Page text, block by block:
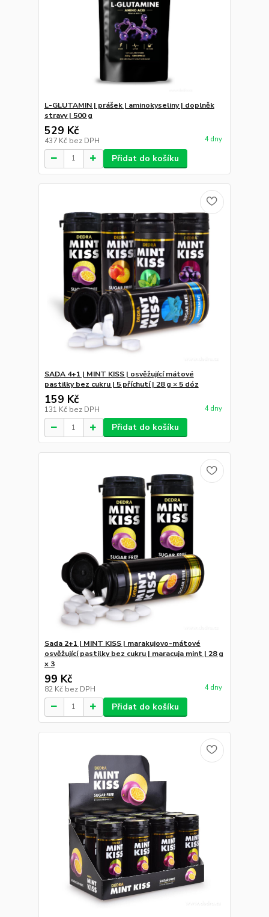
L-GLUTAMIN | prášek | aminokyseliny | doplněk
stravy | 500 g
529 Kč
437 Kč bez DPH 4 dny
Přidat do košíku
SADA 4+1 | MINT KISS | osvěžující mátové
pastilky bez cukru | 5 příchutí | 28 g × 5 dóz
159 Kč
131 Kč bez DPH 4 dny
Přidat do košíku
Sada 2+1 | MINT KISS | marakujovo-mátové
osvěžující pastilky bez cukru | maracuja mint | 28 g
x 3
99 Kč
82 Kč bez DPH 4 dny
Přidat do košíku